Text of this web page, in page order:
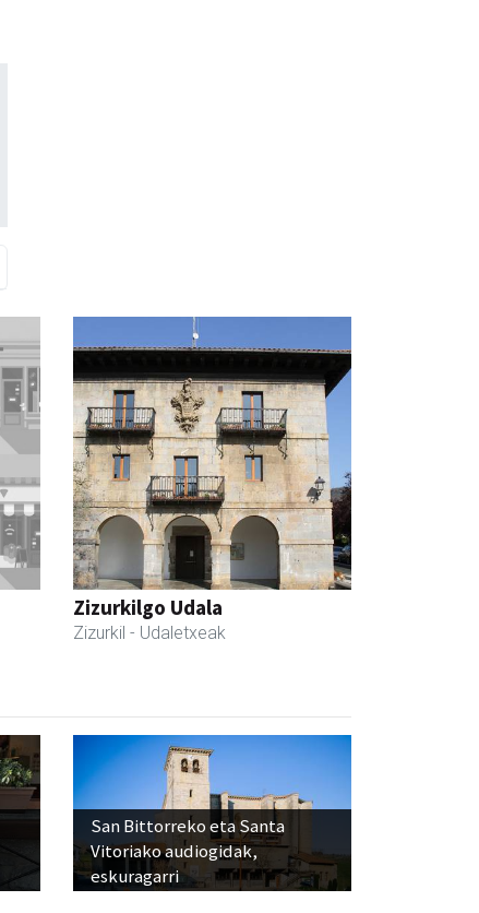
Zizurkilgo Udala
Zizurkil - Udaletxeak
San Bittorreko eta Santa
Vitoriako audiogidak,
eskuragarri